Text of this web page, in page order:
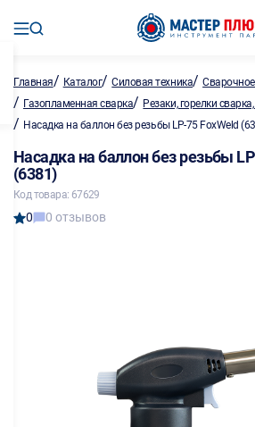
Главная/ Каталог/Силовая техника/
/ Газопламенная сварка/ Резаки, горелки
/ Насадка на баллон без резьбы LP-75 FoxWeld
Насадка на баллон без резьбы
(6381)
Код товара: 67629
0 0 отзывов